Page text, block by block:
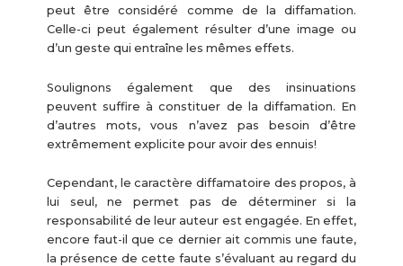
peut être considéré comme de la diffamation.
Celle-ci peut également résulter d’une image ou
d’un geste qui entraîne les mêmes effets.
Soulignons également que des insinuations
peuvent suffire à constituer de la diffamation. En
d’autres mots, vous n’avez pas besoin d’être
extrêmement explicite pour avoir des ennuis!
Cependant, le caractère diffamatoire des propos, à
lui seul, ne permet pas de déterminer si la
responsabilité de leur auteur est engagée. En effet,
encore faut-il que ce dernier ait commis une faute,
la présence de cette faute s’évaluant au regard du